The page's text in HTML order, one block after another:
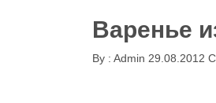
Варенье
By : Admin 29.08.2012